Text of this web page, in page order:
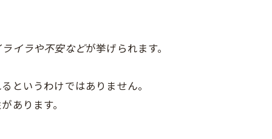
イラや不安などが挙げられます。
というわけではありません。
あります。